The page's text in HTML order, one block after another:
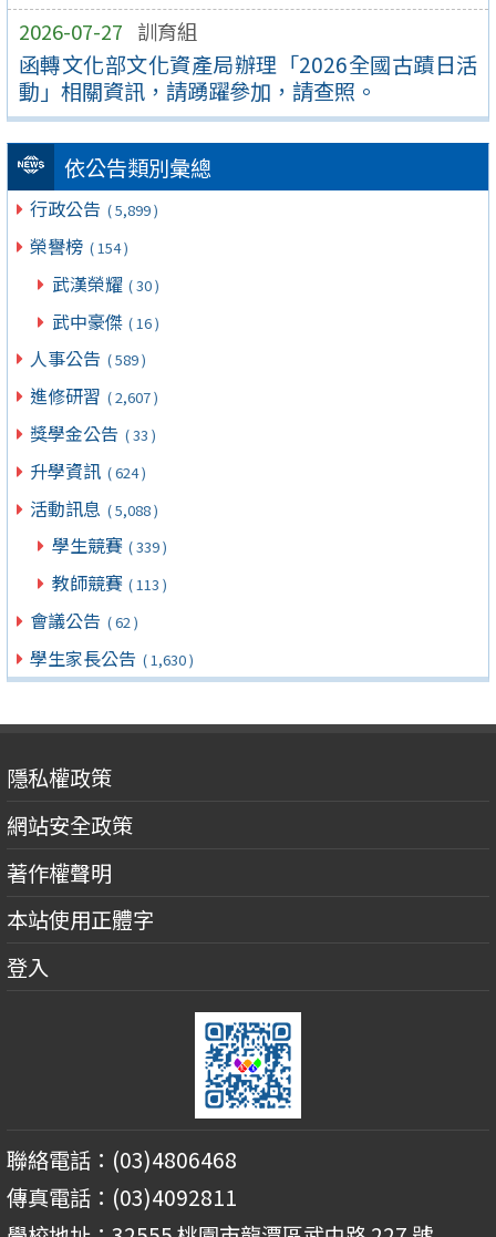
2026-07-27 訓育組
函轉文化部文化資產局辦理「2026全國古蹟日活
動」相關資訊，請踴躍參加，請查照。
依公告類別彙總
行政公告 ( 5,899 )
榮譽榜 ( 154 )
武漢榮耀 ( 30 )
武中豪傑 ( 16 )
人事公告 ( 589 )
進修研習 ( 2,607 )
獎學金公告 ( 33 )
升學資訊 ( 624 )
活動訊息 ( 5,088 )
學生競賽 ( 339 )
教師競賽 ( 113 )
會議公告 ( 62 )
學生家長公告 ( 1,630 )
隱私權政策
網站安全政策
著作權聲明
本站使用正體字
登入
聯絡電話：(03)4806468
傳真電話：(03)4092811